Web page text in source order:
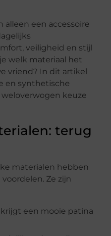
alleen een accessoire
veiligheid en stijl
welk materiaal het
vriend? In dit artikel
en synthetische
keuze
terug
materialen hebben
Ze zijn
een mooie patina